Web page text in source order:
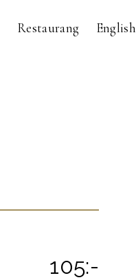
Restaurang English
105:-